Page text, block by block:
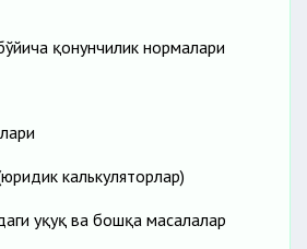
қонунчилик нормалари
калькуляторлар)
ҳуқуқ ва бошқа масалалар